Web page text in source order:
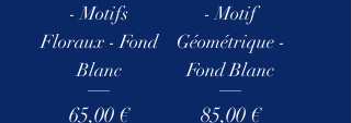
- Motifs
Floraux - Fond
Blanc
Prix
65,00 €
- Motif
Géométrique -
Fond Blanc
Prix
85,00 €